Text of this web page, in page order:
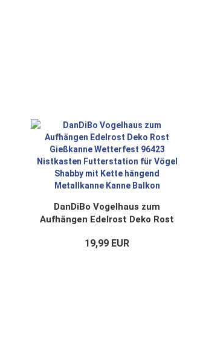
DanDiBo Vogelhaus zum
Aufhängen Edelrost Deko Rost
Nistkasten Futterstation für
19,99 EUR